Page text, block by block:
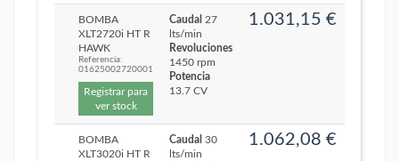
BOMBA
XLT2720i HT R
HAWK
Referencia:
01625002720001
Registrar para
ver stock
Caudal 27
lts/min
Revoluciones
1450 rpm
Potencia
13.7 CV
1.031,15 €
BOMBA
XLT3020i HT R
Caudal 30
lts/min
1.062,08 €